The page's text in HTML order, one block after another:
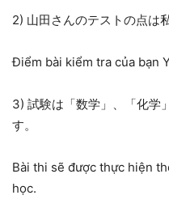
2) 山田さんのテストの点は
Điểm bài kiểm tra của bạn
3) 試験は「数学」、「化学
す。
Bài thi sẽ được thực hiện
học.